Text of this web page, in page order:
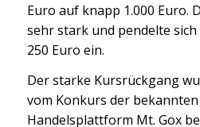
Euro auf knapp 1.000 Euro.
sehr stark und pendelte sich
250 Euro ein.
Der starke Kursrückgang
vom Konkurs der
Handelsplattform Mt. Gox